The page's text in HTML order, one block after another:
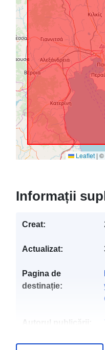
Leaflet | ©
Informații
Creat:
Actualizat:
Pagina de
destinație:
Autorul publicării: